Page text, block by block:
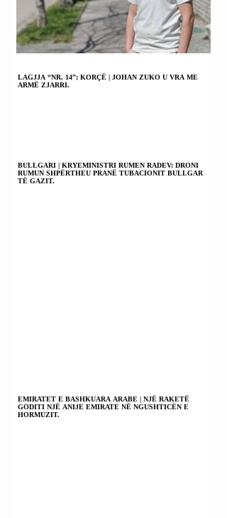
LAGJJA “NR. 14”; KORÇË | JOHAN ZUKO U VRA ME
ARMË ZJARRI.
BULLGARI | KRYEMINISTRI RUMEN RADEV: DRONI
RUMUN SHPËRTHEU PRANË TUBACIONIT BULLGAR
TË GAZIT.
EMIRATET E BASHKUARA ARABE | NJË RAKETË
GODITI NJË ANIJE EMIRATE NË NGUSHTICËN E
HORMUZIT.